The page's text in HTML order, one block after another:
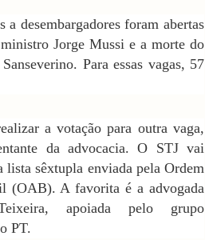
a desembargadores foram abertas
Jorge Mussi e a morte do
Para essas vagas, 57
a votação para outra vaga,
da advocacia. O STJ vai
lista sêxtupla enviada pela Ordem
(OAB). A favorita é a advogada
apoiada pelo grupo
PT.